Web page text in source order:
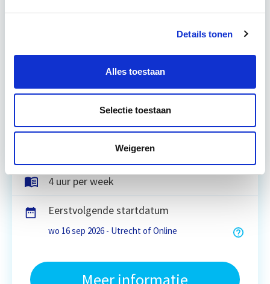
Details tonen
Alles toestaan
Selectie toestaan
Weigeren
Leer hoe je problemen voorkomt én hoe je (helaas
Lees verder
Utrecht en/of online
4 uur per week
Eerstvolgende startdatum
wo 16 sep 2026 - Utrecht of Online
Meer informatie